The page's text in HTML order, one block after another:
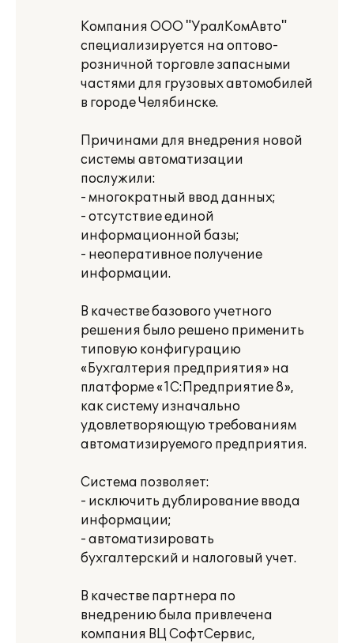
Компания ООО "УралКомАвто"
специализируется на оптово-
розничной торговле запасными
частями для грузовых автомобилей
в городе Челябинске.
Причинами для внедрения новой
системы автоматизации
послужили:
- многократный ввод данных;
- отсутствие единой
информационной базы;
- неоперативное получение
информации.
В качестве базового учетного
решения было решено применить
типовую конфигурацию
«Бухгалтерия предприятия» на
платформе «1С:Предприятие 8»,
как систему изначально
удовлетворяющую требованиям
автоматизируемого предприятия.
Система позволяет:
- исключить дублирование ввода
информации;
- автоматизировать
бухгалтерский и налоговый учет.
В качестве партнера по
внедрению была привлечена
компания ВЦ СофтСервис,